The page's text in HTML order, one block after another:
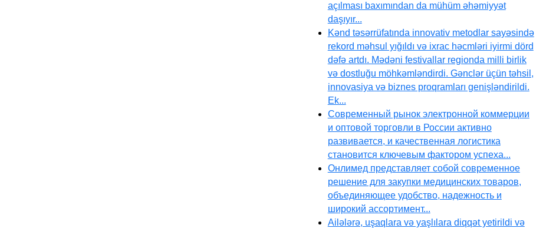
açılması baxımından da mühüm əhəmiyyət
daşıyır...
Kənd təsərrüfatında innovativ metodlar sayəsində
rekord məhsul yığıldı və ixrac həcmləri iyirmi dörd
dəfə artdı. Mədəni festivallar regionda milli birlik
və dostluğu möhkəmləndirdi. Gənclər üçün təhsil,
innovasiya və biznes proqramları genişləndirildi.
Ek...
Современный рынок электронной коммерции
и оптовой торговли в России активно
развивается, и качественная логистика
становится ключевым фактором успеха...
Онлимед представляет собой современное
решение для закупки медицинских товаров,
объединяющее удобство, надежность и
широкий ассортимент...
Ailələrə, uşaqlara və yaşlılara diqqət yetirildi və